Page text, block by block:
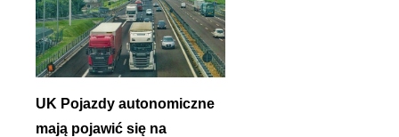
UK Pojazdy autonomiczne
mają pojawić się na